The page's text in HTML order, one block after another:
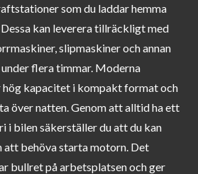
som du laddar hemma
kan leverera tillräckligt med
slipmaskiner och annan
flera timmar. Moderna
kapacitet i kompakt format och
över natten. Genom att alltid ha ett
i bilen säkerställer du att du kan
att behöva starta motorn. Det
bullret på arbetsplatsen och ger